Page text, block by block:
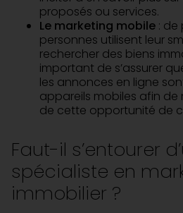
proposés ou services.
Le marketing mobile : de
personnes utilisent leur
rechercher des biens
important de s’assurer
les annonces en ligne
appareils mobiles afin
de cette opportunité de
Faut-il s’entourer
spécialiste en
immobilier ?